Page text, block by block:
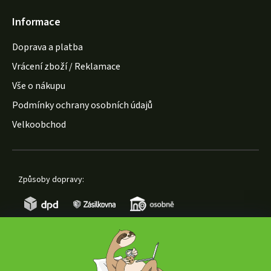
Informace
Doprava a platba
Vrácení zboží / Reklamace
Vše o nákupu
Podmínky ochrany osobních údajů
Velkoobchod
Způsoby dopravy: